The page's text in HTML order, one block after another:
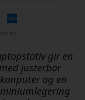
gir en
justerbar
og en